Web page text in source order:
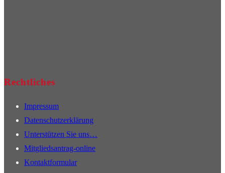
Rechtliches
Impressum
Datenschutzerklärung
Unterstützen Sie uns…
Mitgliedsantrag-online
Kontaktformular